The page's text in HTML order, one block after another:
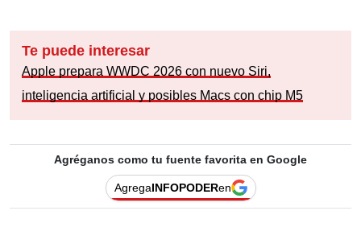
Te puede interesar
Apple prepara WWDC 2026 con nuevo Siri,
inteligencia artificial y posibles Macs con chip M5
Agréganos como tu fuente favorita en Google
AgregaINFOPODERen